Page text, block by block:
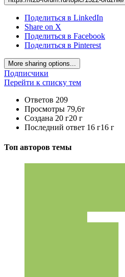
Поделиться в LinkedIn
Share on X
Поделиться в Facebook
Поделиться в Pinterest
More sharing options...
Подписчики
Перейти к списку тем
Ответов 209
Просмотры 79,6т
Создана 20 г20 г
Последний ответ 16 г16 г
Топ авторов темы